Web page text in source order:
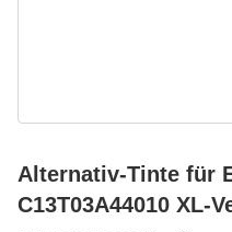
Alternativ-Tinte für
C13T03A44010 XL-